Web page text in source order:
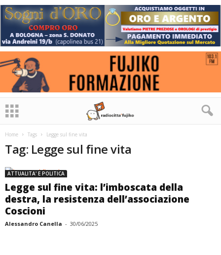
Home Tags Legge sul fine vita
Tag: Legge sul fine vita
ATTUALITA' E POLITICA
Legge sul fine vita: l’imboscata della
destra, la resistenza dell’associazione
Coscioni
Alessandro Canella - 30/06/2025